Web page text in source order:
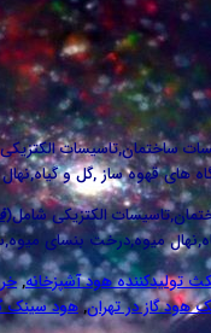
ساختمان,تاسیسات
های قهوه ساز ,گل و
الکتزیکی شامل(
میوه,درخت بنسای
تولیدکننده هود آشپزخانه,
هود گاز در تهران,هود سینک